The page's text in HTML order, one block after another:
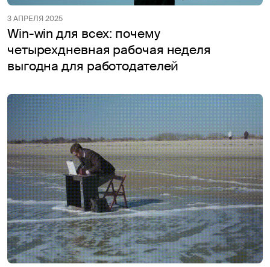
3 АПРЕЛЯ 2025
Win-win для всех: почему
четырехдневная рабочая неделя
выгодна для работодателей